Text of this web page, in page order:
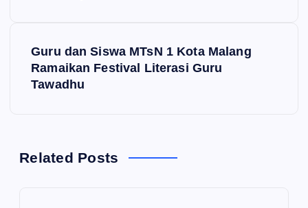
s
Guru dan Siswa MTsN 1 Kota Malang
Ramaikan Festival Literasi Guru
Tawadhu
Related Posts